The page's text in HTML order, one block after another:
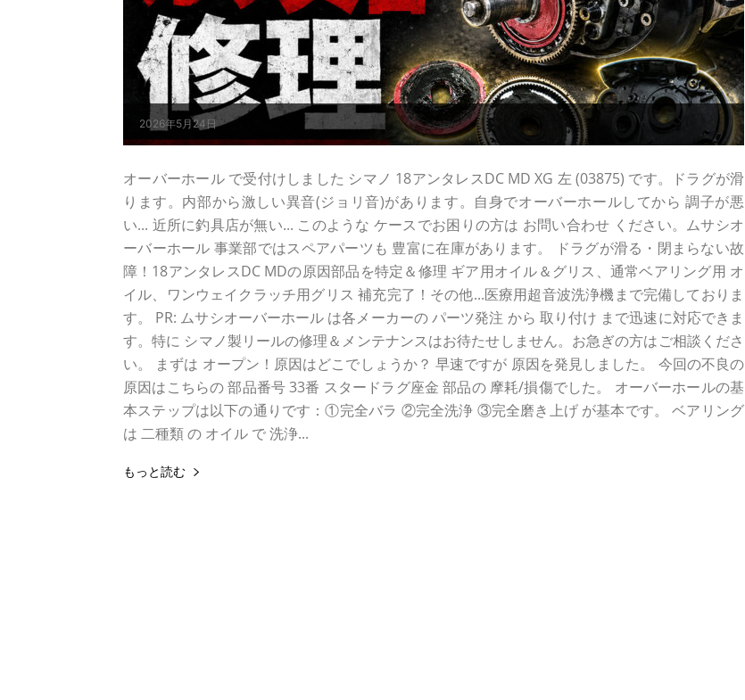
2026年5月24日
オーバーホール で受付けしました シマノ 18アンタレスDC MD XG 左 (03875) です。ドラグが滑
ります。内部から激しい異音(ジョリ音)があります。自身でオーバーホールしてから 調子が悪
い... 近所に釣具店が無い... このような ケースでお困りの方は お問い合わせ ください。ムサシオ
ーバーホール 事業部ではスペアパーツも 豊富に在庫があります。 ドラグが滑る・閉まらない故
障！18アンタレスDC MDの原因部品を特定＆修理 ギア用オイル＆グリス、通常ベアリング用 オ
イル、ワンウェイクラッチ用グリス 補充完了！その他...医療用超音波洗浄機まで完備しておりま
す。 PR: ムサシオーバーホール は各メーカーの パーツ発注 から 取り付け まで迅速に対応できま
す。特に シマノ製リールの修理＆メンテナンスはお待たせしません。お急ぎの方はご相談くださ
い。 まずは オープン！原因はどこでしょうか？ 早速ですが 原因を発見しました。 今回の不良の
原因はこちらの 部品番号 33番 スタードラグ座金 部品の 摩耗/損傷でした。 オーバーホールの基
本ステップは以下の通りです：①完全バラ ②完全洗浄 ③完全磨き上げ が基本です。 ベアリング
は 二種類 の オイル で 洗浄...
もっと読む